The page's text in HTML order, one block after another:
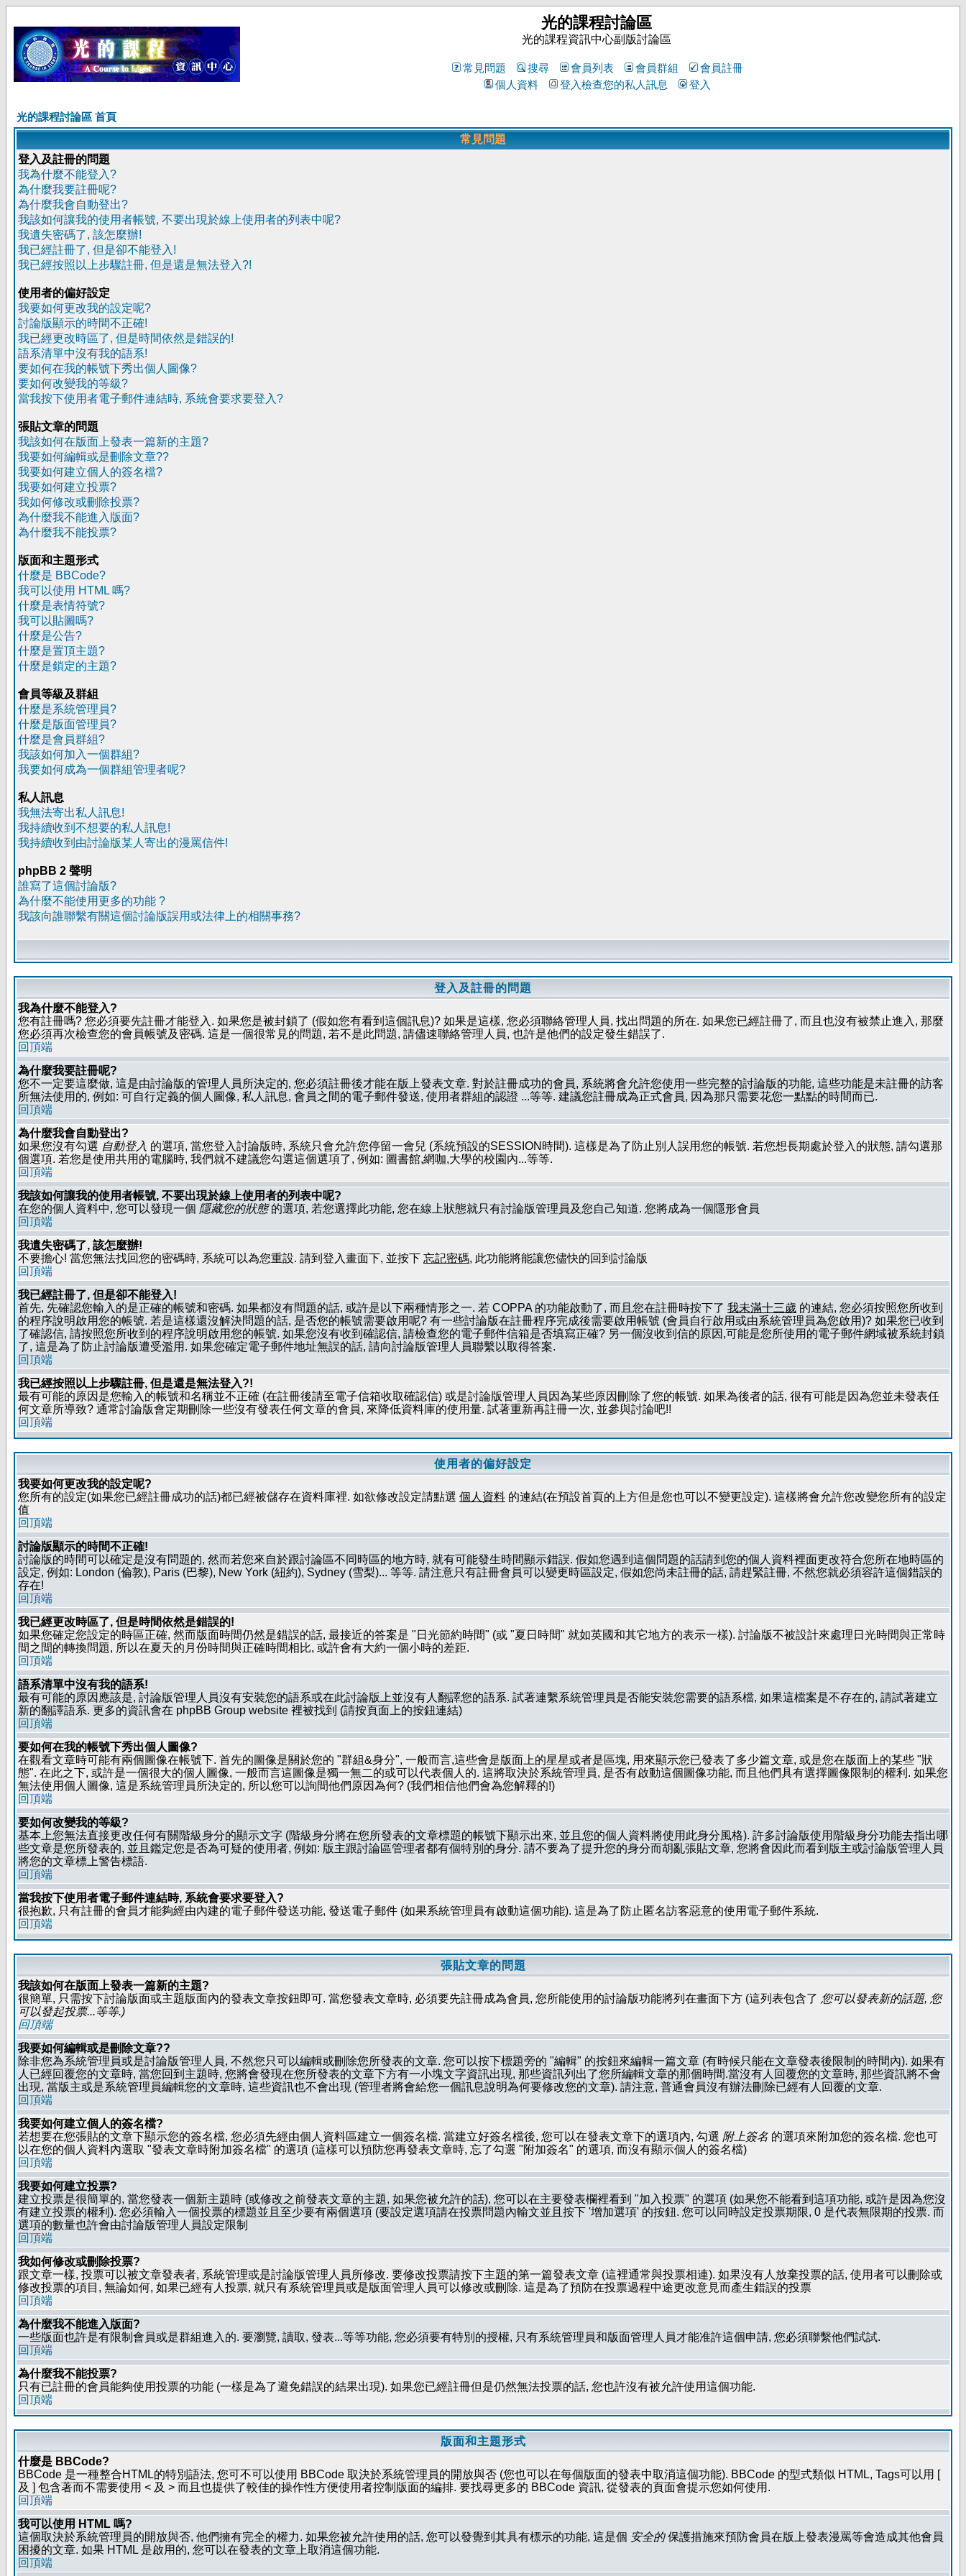
光的課程討論區
光的課程資訊中心副版討論區
常見問題 搜尋 會員列表 會員群組
會員註冊
個人資料
登入檢查您的私人訊息 登入
光的課程討論區 首頁
常見問題
登入及註冊的問題
我為什麼不能登入?
為什麼我要註冊呢?
為什麼我會自動登出?
我該如何讓我的使用者帳號, 不要出現於線上使用者的列表中呢?
我遺失密碼了, 該怎麼辦!
我已經註冊了, 但是卻不能登入!
我已經按照以上步驟註冊, 但是還是無法登入?!
使用者的偏好設定
我要如何更改我的設定呢?
討論版顯示的時間不正確!
我已經更改時區了, 但是時間依然是錯誤的!
語系清單中沒有我的語系!
要如何在我的帳號下秀出個人圖像?
要如何改變我的等級?
當我按下使用者電子郵件連結時, 系統會要求要登入?
張貼文章的問題
我該如何在版面上發表一篇新的主題?
我要如何編輯或是刪除文章??
我要如何建立個人的簽名檔?
我要如何建立投票?
我如何修改或刪除投票?
為什麼我不能進入版面?
為什麼我不能投票?
版面和主題形式
什麼是 BBCode?
我可以使用 HTML 嗎?
什麼是表情符號?
我可以貼圖嗎?
什麼是公告?
什麼是置頂主題?
什麼是鎖定的主題?
會員等級及群組
什麼是系統管理員?
什麼是版面管理員?
什麼是會員群組?
我該如何加入一個群組?
我要如何成為一個群組管理者呢?
私人訊息
我無法寄出私人訊息!
我持續收到不想要的私人訊息!
我持續收到由討論版某人寄出的漫罵信件!
phpBB 2 聲明
誰寫了這個討論版?
為什麼不能使用更多的功能 ?
我該向誰聯繫有關這個討論版誤用或法律上的相關事務?
登入及註冊的問題
我為什麼不能登入?
您有註冊嗎? 您必須要先註冊才能登入. 如果您是被封鎖了 (假如您有看到這個訊息)? 如果是這樣, 您必須聯絡管理人員, 找出問題的所在. 如果您已經註冊了, 而且也沒有被禁止進入, 那麼
您必須再次檢查您的會員帳號及密碼. 這是一個很常見的問題, 若不是此問題, 請儘速聯絡管理人員, 也許是他們的設定發生錯誤了.
回頂端
為什麼我要註冊呢?
您不一定要這麼做, 這是由討論版的管理人員所決定的, 您必須註冊後才能在版上發表文章. 對於註冊成功的會員, 系統將會允許您使用一些完整的討論版的功能, 這些功能是未註冊的訪客
所無法使用的, 例如: 可自行定義的個人圖像, 私人訊息, 會員之間的電子郵件發送, 使用者群組的認證 ...等等. 建議您註冊成為正式會員, 因為那只需要花您一點點的時間而已.
回頂端
為什麼我會自動登出?
如果您沒有勾選 自動登入 的選項, 當您登入討論版時, 系統只會允許您停留一會兒 (系統預設的SESSION時間). 這樣是為了防止別人誤用您的帳號. 若您想長期處於登入的狀態, 請勾選那
個選項. 若您是使用共用的電腦時, 我們就不建議您勾選這個選項了, 例如: 圖書館,網咖,大學的校園內...等等.
回頂端
我該如何讓我的使用者帳號, 不要出現於線上使用者的列表中呢?
在您的個人資料中, 您可以發現一個 隱藏您的狀態的選項, 若您選擇此功能, 您在線上狀態就只有討論版管理員及您自己知道. 您將成為一個隱形會員
回頂端
我遺失密碼了, 該怎麼辦!
不要擔心! 當您無法找回您的密碼時, 系統可以為您重設. 請到登入畫面下, 並按下 忘記密碼, 此功能將能讓您儘快的回到討論版
回頂端
我已經註冊了, 但是卻不能登入!
首先, 先確認您輸入的是正確的帳號和密碼. 如果都沒有問題的話, 或許是以下兩種情形之一. 若 COPPA 的功能啟動了, 而且您在註冊時按下了 我未滿十三歲 的連結, 您必須按照您所收到
的程序說明啟用您的帳號. 若是這樣還沒解決問題的話, 是否您的帳號需要啟用呢? 有一些討論版在註冊程序完成後需要啟用帳號 (會員自行啟用或由系統管理員為您啟用)? 如果您已收到
了確認信, 請按照您所收到的程序說明啟用您的帳號. 如果您沒有收到確認信, 請檢查您的電子郵件信箱是否填寫正確? 另一個沒收到信的原因,可能是您所使用的電子郵件網域被系統封鎖
了, 這是為了防止討論版遭受濫用. 如果您確定電子郵件地址無誤的話, 請向討論版管理人員聯繫以取得答案.
回頂端
我已經按照以上步驟註冊, 但是還是無法登入?!
最有可能的原因是您輸入的帳號和名稱並不正確 (在註冊後請至電子信箱收取確認信) 或是討論版管理人員因為某些原因刪除了您的帳號. 如果為後者的話, 很有可能是因為您並未發表任
何文章所導致? 通常討論版會定期刪除一些沒有發表任何文章的會員, 來降低資料庫的使用量. 試著重新再註冊一次, 並參與討論吧!!
回頂端
使用者的偏好設定
我要如何更改我的設定呢?
您所有的設定(如果您已經註冊成功的話)都已經被儲存在資料庫裡. 如欲修改設定請點選 個人資料 的連結(在預設首頁的上方但是您也可以不變更設定). 這樣將會允許您改變您所有的設定
值
回頂端
討論版顯示的時間不正確!
討論版的時間可以確定是沒有問題的, 然而若您來自於跟討論區不同時區的地方時, 就有可能發生時間顯示錯誤. 假如您遇到這個問題的話請到您的個人資料裡面更改符合您所在地時區的
設定, 例如: London (倫敦), Paris (巴黎), New York (紐約), Sydney (雪梨)... 等等. 請注意只有註冊會員可以變更時區設定, 假如您尚未註冊的話, 請趕緊註冊, 不然您就必須容許這個錯誤的
存在!
回頂端
我已經更改時區了, 但是時間依然是錯誤的!
如果您確定您設定的時區正確, 然而版面時間仍然是錯誤的話, 最接近的答案是 "日光節約時間" (或 "夏日時間" 就如英國和其它地方的表示一樣). 討論版不被設計來處理日光時間與正常時
間之間的轉換問題, 所以在夏天的月份時間與正確時間相比, 或許會有大約一個小時的差距.
回頂端
語系清單中沒有我的語系!
最有可能的原因應該是, 討論版管理人員沒有安裝您的語系或在此討論版上並沒有人翻譯您的語系. 試著連繫系統管理員是否能安裝您需要的語系檔, 如果這檔案是不存在的, 請試著建立
新的翻譯語系. 更多的資訊會在 phpBB Group website 裡被找到 (請按頁面上的按鈕連結)
回頂端
要如何在我的帳號下秀出個人圖像?
在觀看文章時可能有兩個圖像在帳號下. 首先的圖像是關於您的 "群組&身分", 一般而言,這些會是版面上的星星或者是區塊, 用來顯示您已發表了多少篇文章, 或是您在版面上的某些 "狀
態". 在此之下, 或許是一個很大的個人圖像, 一般而言這圖像是獨一無二的或可以代表個人的. 這將取決於系統管理員, 是否有啟動這個圖像功能, 而且他們具有選擇圖像限制的權利. 如果您
無法使用個人圖像, 這是系統管理員所決定的, 所以您可以詢間他們原因為何? (我們相信他們會為您解釋的!)
回頂端
要如何改變我的等級?
基本上您無法直接更改任何有關階級身分的顯示文字 (階級身分將在您所發表的文章標題的帳號下顯示出來, 並且您的個人資料將使用此身分風格). 許多討論版使用階級身分功能去指出哪
些文章是您所發表的, 並且鑑定您是否為可疑的使用者, 例如: 版主跟討論區管理者都有個特別的身分. 請不要為了提升您的身分而胡亂張貼文章, 您將會因此而看到版主或討論版管理人員
將您的文章標上警告標語.
回頂端
當我按下使用者電子郵件連結時, 系統會要求要登入?
很抱歉, 只有註冊的會員才能夠經由內建的電子郵件發送功能, 發送電子郵件 (如果系統管理員有啟動這個功能). 這是為了防止匿名訪客惡意的使用電子郵件系統.
回頂端
張貼文章的問題
我該如何在版面上發表一篇新的主題?
很簡單, 只需按下討論版面或主題版面內的發表文章按鈕即可. 當您發表文章時, 必須要先註冊成為會員, 您所能使用的討論版功能將列在畫面下方 (這列表包含了 您可以發表新的話題, 您
可以發起投票...等等.)
回頂端
我要如何編輯或是刪除文章??
除非您為系統管理員或是討論版管理人員, 不然您只可以編輯或刪除您所發表的文章. 您可以按下標題旁的 "編輯" 的按鈕來編輯一篇文章 (有時候只能在文章發表後限制的時間內). 如果有
人已經回覆您的文章時, 當您回到主題時, 您將會發現在您所發表的文章下方有一小塊文字資訊出現, 那些資訊列出了您所編輯文章的那個時間.當沒有人回覆您的文章時, 那些資訊將不會
出現, 當版主或是系統管理員編輯您的文章時, 這些資訊也不會出現 (管理者將會給您一個訊息說明為何要修改您的文章). 請注意, 普通會員沒有辦法刪除已經有人回覆的文章.
回頂端
我要如何建立個人的簽名檔?
若想要在您張貼的文章下顯示您的簽名檔, 您必須先經由個人資料區建立一個簽名檔. 當建立好簽名檔後, 您可以在發表文章下的選項內, 勾選 附上簽名 的選項來附加您的簽名檔. 您也可
以在您的個人資料內選取 "發表文章時附加簽名檔" 的選項 (這樣可以預防您再發表文章時, 忘了勾選 "附加簽名" 的選項, 而沒有顯示個人的簽名檔)
回頂端
我要如何建立投票?
建立投票是很簡單的, 當您發表一個新主題時 (或修改之前發表文章的主題, 如果您被允許的話), 您可以在主要發表欄裡看到 "加入投票" 的選項 (如果您不能看到這項功能, 或許是因為您沒
有建立投票的權利). 您必須輸入一個投票的標題並且至少要有兩個選項 (要設定選項請在投票問題內輸文並且按下 '增加選項' 的按鈕. 您可以同時設定投票期限, 0 是代表無限期的投票. 而
選項的數量也許會由討論版管理人員設定限制
回頂端
我如何修改或刪除投票?
跟文章一樣, 投票可以被文章發表者, 系統管理或是討論版管理人員所修改. 要修改投票請按下主題的第一篇發表文章 (這裡通常與投票相連). 如果沒有人放棄投票的話, 使用者可以刪除或
修改投票的項目, 無論如何, 如果已經有人投票, 就只有系統管理員或是版面管理人員可以修改或刪除. 這是為了預防在投票過程中途更改意見而產生錯誤的投票
回頂端
為什麼我不能進入版面?
一些版面也許是有限制會員或是群組進入的. 要瀏覽, 讀取, 發表...等等功能, 您必須要有特別的授權, 只有系統管理員和版面管理人員才能准許這個申請, 您必須聯繫他們試試.
回頂端
為什麼我不能投票?
只有已註冊的會員能夠使用投票的功能 (一樣是為了避免錯誤的結果出現). 如果您已經註冊但是仍然無法投票的話, 您也許沒有被允許使用這個功能.
回頂端
版面和主題形式
什麼是 BBCode?
BBCode 是一種整合HTML的特別語法, 您可不可以使用 BBCode 取決於系統管理員的開放與否 (您也可以在每個版面的發表中取消這個功能). BBCode 的型式類似 HTML, Tags可以用 [
及 ] 包含著而不需要使用 < 及 > 而且也提供了較佳的操作性方便使用者控制版面的編排. 要找尋更多的 BBCode 資訊, 從發表的頁面會提示您如何使用.
回頂端
我可以使用 HTML 嗎?
這個取決於系統管理員的開放與否, 他們擁有完全的權力. 如果您被允許使用的話, 您可以發覺到其具有標示的功能, 這是個 安全的保護措施來預防會員在版上發表漫罵等會造成其他會員
困擾的文章. 如果 HTML 是啟用的, 您可以在發表的文章上取消這個功能.
回頂端